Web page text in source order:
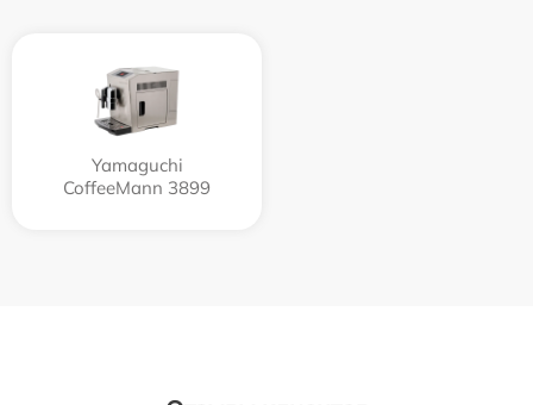
Yamaguchi
CoffeeMann 3899